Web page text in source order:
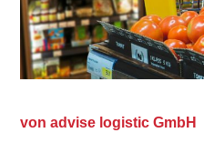
vonadvise logistic GmbH